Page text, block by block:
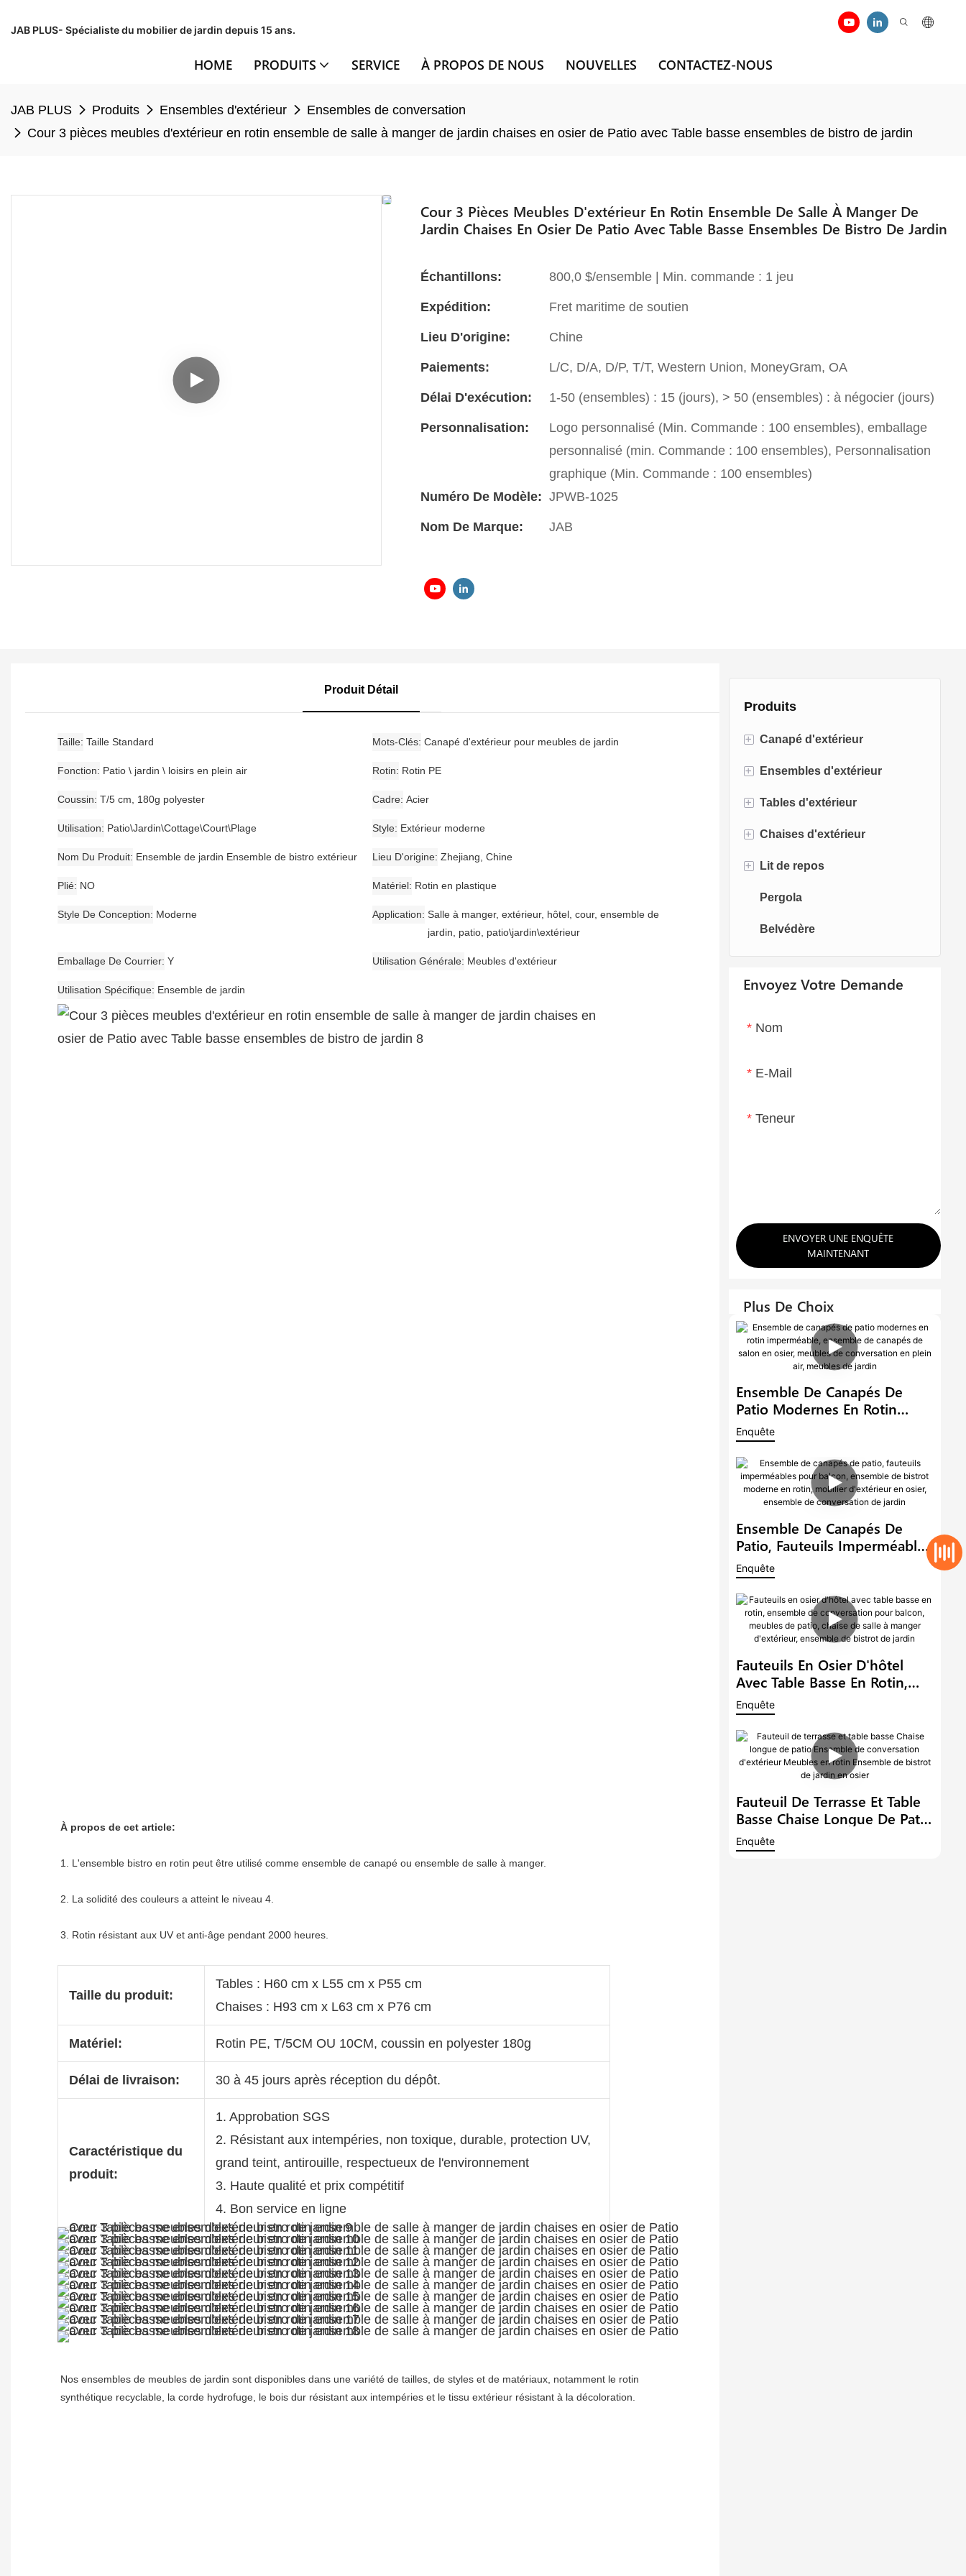
JAB PLUS- Spécialiste du mobilier de jardin depuis 15 ans.
HOME PRODUITS SERVICE À PROPOS DE NOUS NOUVELLES CONTACTEZ-NOUS
JAB PLUS Produits Ensembles d'extérieur
Ensembles de conversation
Cour 3 pièces meubles d'extérieur en rotin ensemble de salle à manger de jardin chaises en osier de Patio avec Table basse ensembles de bistro de jardin
Cour 3 Pièces Meubles D'extérieur En Rotin Ensemble De Salle À Manger De
Jardin Chaises En Osier De Patio Avec Table Basse Ensembles De Bistro De Jardin
Échantillons: 800,0 $/ensemble | Min. commande : 1 jeu
Expédition: Fret maritime de soutien
Lieu D'origine: Chine
Paiements: L/C, D/A, D/P, T/T, Western Union, MoneyGram, OA
Délai D'exécution: 1-50 (ensembles) : 15 (jours), > 50 (ensembles) : à négocier (jours)
Personnalisation:
Logo personnalisé (Min. Commande : 100 ensembles), emballage
personnalisé (min. Commande : 100 ensembles), Personnalisation
graphique (Min. Commande : 100 ensembles)
Numéro De Modèle: JPWB-1025
Nom De Marque: JAB
Produits
+ Canapé d'extérieur
Canapé en rotin
Canapé en corde
Canapé en aluminium
Canapé en tissu
Canapé en teck
+ Ensembles d'extérieur
Ensembles de bistro
Ensembles de conversation
Ensembles de salle à manger
+ Tables d'extérieur
Tables de foyer
Tables à manger
+ Chaises d'extérieur
Chaises de salle à manger
Chaises pivotantes
Chaises oeufs
+ Lit de repos
Lit de bronzage
Chaise longue
Pergola
Belvédère
Envoyez Votre Demande
Nom
E-Mail
Teneur
ENVOYER UNE ENQUÊTE
MAINTENANT
Plus De Choix
Ensemble De Canapés De
Patio Modernes En Rotin
Imperméable, Ensemble De
Canapés De Salon En Osier,
Meubles De Conversation En
Plein Air, Meubles De Jardin
Enquête
Ensemble De Canapés De
Patio, Fauteuils Imperméables
Pour Balcon, Ensemble De
Bistrot Moderne En Rotin,
Mobilier D'extérieur En Osier,
Ensemble De Conversation De
Jardin
Enquête
Fauteuils En Osier D'hôtel
Avec Table Basse En Rotin,
Ensemble De Conversation
Pour Balcon, Meubles De
Patio, Chaise De Salle À
Manger D'extérieur, Ensemble
De Bistrot De Jardin
Enquête
Fauteuil De Terrasse Et Table
Basse Chaise Longue De Patio
Ensemble De Conversation
D'extérieur Meubles En Rotin
Enquête
Produit Détail
Taille Taille Standard Mots-Clés Canapé d'extérieur pour meubles de jardin
Fonction Patio \ jardin \ loisirs en plein air Rotin Rotin PE
Coussin T/5 cm, 180g polyester Cadre Acier
Utilisation Patio\Jardin\Cottage\Court\Plage Style Extérieur moderne
Nom Du Produit Ensemble de jardin Ensemble de bistro extérieur Lieu D'origine Zhejiang, Chine
Plié NO Matériel Rotin en plastique
Style De Conception Moderne Application Salle à manger, extérieur, hôtel, cour, ensemble de
jardin, patio, patio\jardin\extérieur
Emballage De Courrier Y Utilisation Générale Meubles d'extérieur
Utilisation Spécifique Ensemble de jardin
Taille du produit:
Tables : H60 cm x L55 cm x P55 cm
Chaises : H93 cm x L63 cm x P76 cm
Matériel: Rotin PE, T/5CM OU 10CM, coussin en polyester 180g
Délai de livraison: 30 à 45 jours après réception du dépôt.
Caractéristique du
produit:
1. Approbation SGS
2. Résistant aux intempéries, non toxique, durable, protection UV,
grand teint, antirouille, respectueux de l'environnement
3. Haute qualité et prix compétitif
4. Bon service en ligne
Nos ensembles de meubles de jardin sont disponibles dans une variété de tailles, de styles et de matériaux, notamment le rotin